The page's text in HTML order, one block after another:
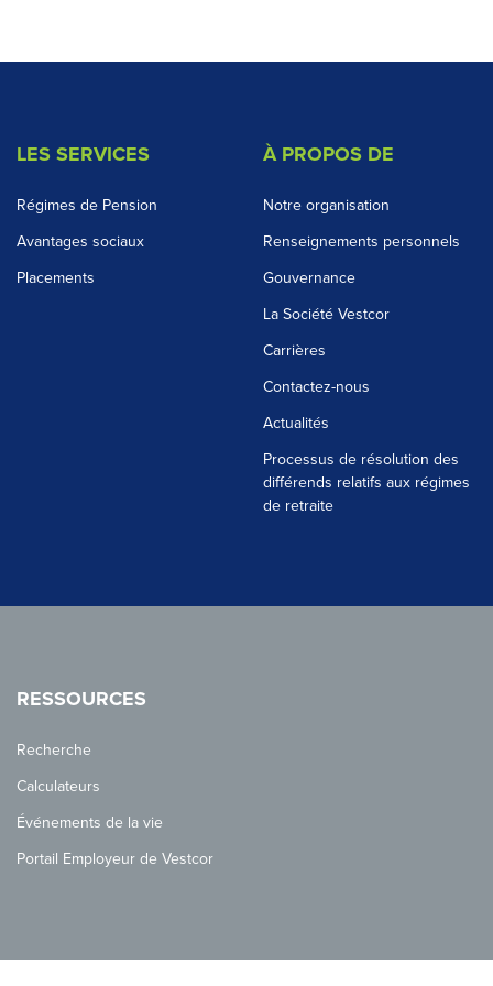
LES SERVICES
Régimes de Pension
Avantages sociaux
Placements
À PROPOS DE
Notre organisation
Renseignements personnels
Gouvernance
La Société Vestcor
Carrières
Contactez-nous
Actualités
Processus de résolution des
différends relatifs aux régimes
de retraite
RESSOURCES
Recherche
Calculateurs
Événements de la vie
Portail Employeur de Vestcor